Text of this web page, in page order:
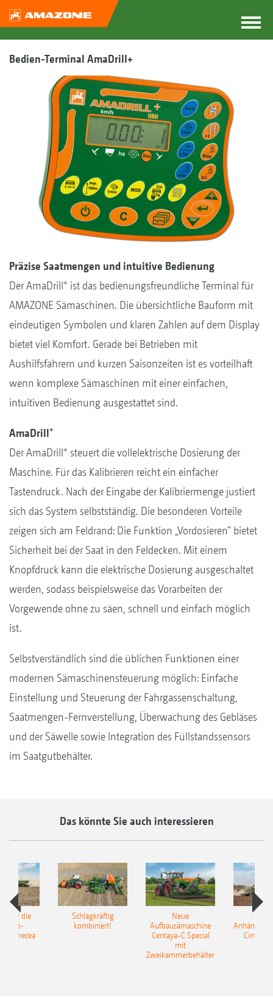
Bedien-Terminal AmaDrill+
Präzise Saatmengen und intuitive Bedienung
Der AmaDrill+ ist das bedienungsfreundliche Terminal für
AMAZONE Sämaschinen. Die übersichtliche Bauform mit
eindeutigen Symbolen und klaren Zahlen auf dem Display
bietet viel Komfort. Gerade bei Betrieben mit
Aushilfsfahrern und kurzen Saisonzeiten ist es vorteilhaft
wenn komplexe Sämaschinen mit einer einfachen,
intuitiven Bedienung ausgestattet sind.
AmaDrill+
Der AmaDrill+ steuert die vollelektrische Dosierung der
Maschine. Für das Kalibrieren reicht ein einfacher
Tastendruck. Nach der Eingabe der Kalibriermenge justiert
sich das System selbstständig. Die besonderen Vorteile
zeigen sich am Feldrand: Die Funktion „Vordosieren“ bietet
Sicherheit bei der Saat in den Feldecken. Mit einem
Knopfdruck kann die elektrische Dosierung ausgeschaltet
werden, sodass beispielsweise das Vorarbeiten der
Vorgewende ohne zu säen, schnell und einfach möglich
ist.
Selbstverständlich sind die üblichen Funktionen einer
modernen Sämaschinensteuerung möglich: Einfache
Einstellung und Steuerung der Fahrgassenschaltung,
Saatmengen-Fernverstellung, Überwachung des Gebläses
und der Säwelle sowie Integration des Füllstandssensors
im Saatgutbehälter.
Das könnte Sie auch interessieren
für die
Precea
Schlagkräftig
kombiniert!
Neue
Aufbausämaschine
Centaya-C Special
mit
Zweikammerbehälter
Cirrus